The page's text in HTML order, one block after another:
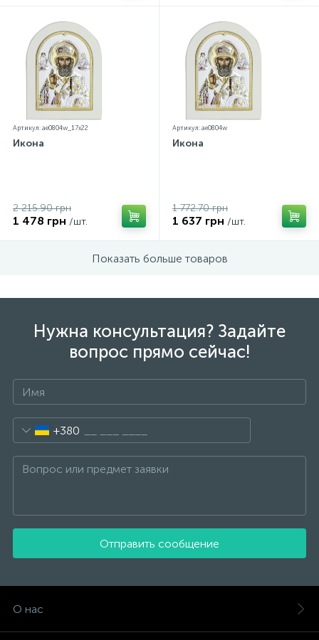
Артикул: ae0804w_17х22
Икона
2 215.90 грн
1 478 грн /шт.
Артикул: ae0804w
Икона
1 772.70 грн
1 637 грн /шт.
Показать больше товаров
Нужна консультация? Задайте
вопрос прямо сейчас!
+380
Отправить сообщение
О нас